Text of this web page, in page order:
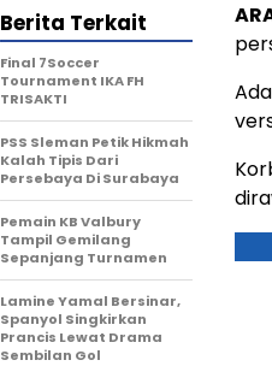
Berita Terkait
Final 7Soccer
Tournament IKA FH
TRISAKTI
PSS Sleman Petik Hikmah
Kalah Tipis Dari
Persebaya Di Surabaya
Pemain KB Valbury
Tampil Gemilang
Sepanjang Turnamen
Lamine Yamal Bersinar,
Spanyol Singkirkan
Prancis Lewat Drama
Sembilan Gol